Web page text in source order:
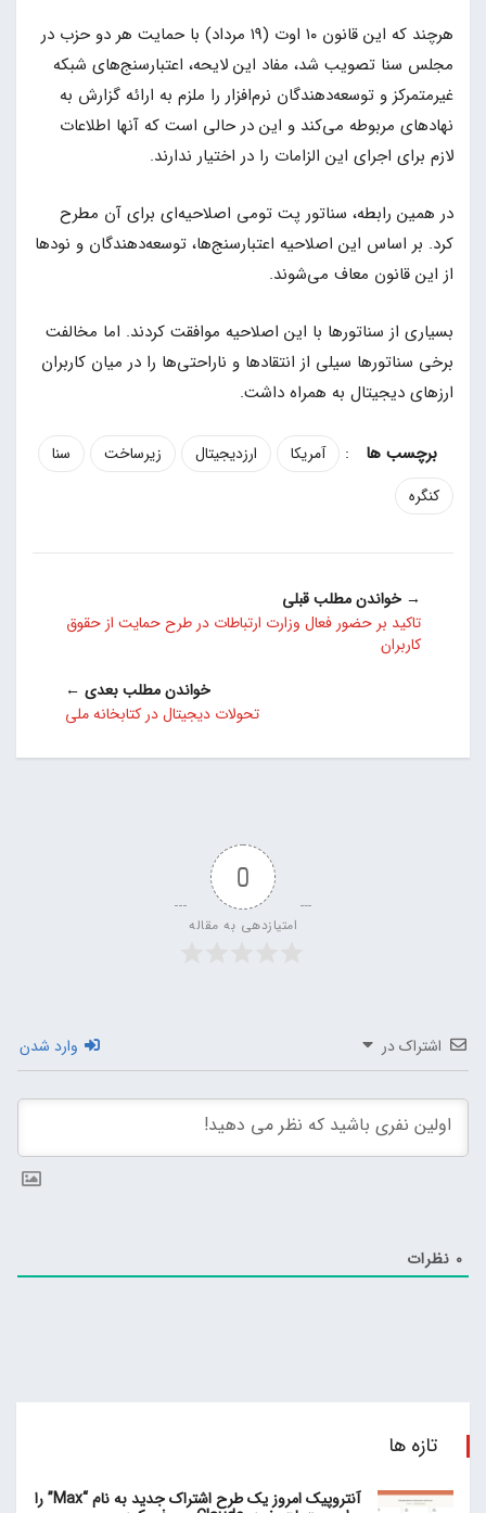
هرچند که این قانون ۱۰ اوت (۱۹ مرداد) با حمایت هر دو حزب در
مجلس سنا تصویب شد، مفاد این لایحه، اعتبارسنج‌های شبکه
غیرمتمرکز و توسعه‌دهندگان نرم‌افزار را ملزم به ارائه گزارش به
نهادهای مربوطه می‌کند و این در حالی است که آنها اطلاعات
لازم برای اجرای این الزامات را در اختیار ندارند.
در همین رابطه، سناتور پت تومی اصلاحیه‌ای برای آن مطرح
کرد. بر اساس این اصلاحیه اعتبارسنج‌ها، توسعه‌دهندگان و نودها
از این قانون معاف می‌شوند.
بسیاری از سناتورها با این اصلاحیه موافقت کردند. اما مخالفت
برخی سناتورها سیلی از انتقادها و ناراحتی‌ها را در میان کاربران
ارزهای دیجیتال به همراه داشت.
: آمریکا ارزدیجیتال زیرساخت
سنا
کنگره
→ خواندن مطلب قبلی
تاکید بر حضور فعال وزارت ارتباطات در طرح حمایت از حقوق
کاربران
خواندن مطلب بعدی ←
تحولات دیجیتال در کتابخانه ملی
0
امتیازدهی به مقاله
اشتراک در وارد شدن
0 نظرات
تازه ها
آنتروپیک امروز یک طرح اشتراک جدید به نام “Max” را